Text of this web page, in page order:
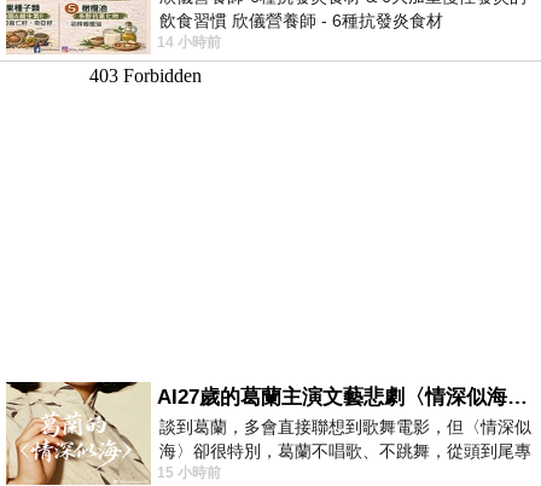
飲食習慣 欣儀營養師 - 6種抗發炎食材
https://www.facebook.com/photo/?fbid=147
14 小時前
AI27歲的葛蘭主演文藝悲劇〈情深似海〉 #戀上老電影 #葛蘭 #粟子
談到葛蘭，多會直接聯想到歌舞電影，但〈情深似
海〉卻很特別，葛蘭不唱歌、不跳舞，從頭到尾專
心演戲。拍攝期間，經常工作超過12個鐘
15 小時前